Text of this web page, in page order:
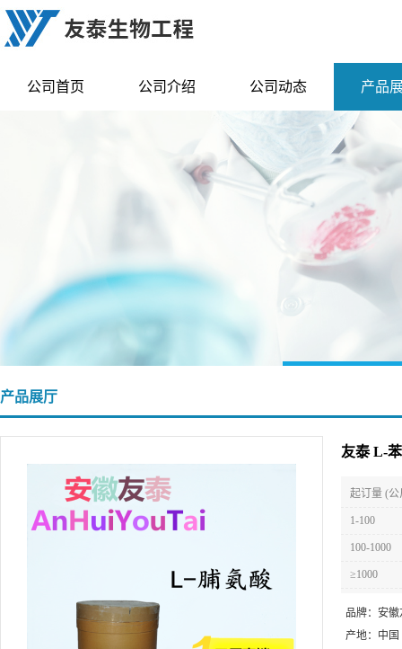
公司首页 公司介绍 公司动态 产品
产品展厅
友泰 L-
起订量 (公
1-100
100-1000
≥1000
品牌： 安徽
产地： 中国